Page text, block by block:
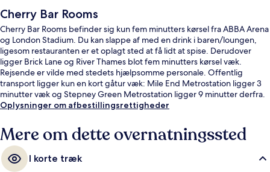
Cherry Bar Rooms
Cherry Bar Rooms befinder sig kun fem minutters kørsel fra ABBA Arena
og London Stadium. Du kan slappe af med en drink i baren/loungen,
ligesom restauranten er et oplagt sted at få lidt at spise. Derudover
ligger Brick Lane og River Thames blot fem minutters kørsel væk.
Rejsende er vilde med stedets hjælpsomme personale. Offentlig
transport ligger kun en kort gåtur væk: Mile End Metrostation ligger 3
minutter væk og Stepney Green Metrostation ligger 9 minutter derfra.
Oplysninger om afbestillingsrettigheder
Mere om dette overnatningssted
I korte træk